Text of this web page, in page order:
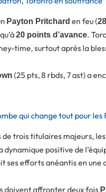
Payton Pritchard en feu (
20 points d’avance.
time, surtout après la
(25 pts, 8 rbds, 7 ast) a
qui change tout pour les
de trois titulaires majeurs, les
dynamique positive de
ses efforts anéantis en une
doivent affronter deux fois